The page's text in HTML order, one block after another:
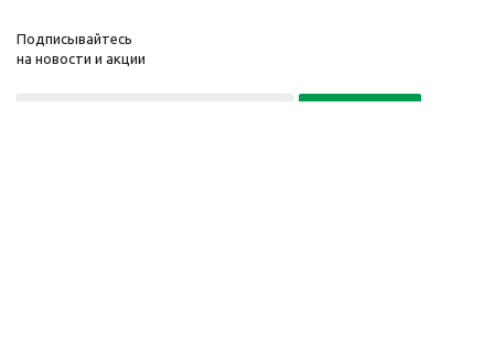
Подписывайтесь
на новости и акции